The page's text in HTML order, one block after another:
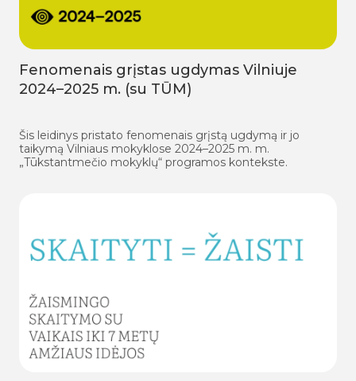
Fenomenais grįstas ugdymas Vilniuje
2024–2025 m. (su TŪM)
Šis leidinys pristato fenomenais grįstą ugdymą ir jo
taikymą Vilniaus mokyklose 2024–2025 m. m.
„Tūkstantmečio mokyklų“ programos kontekste.